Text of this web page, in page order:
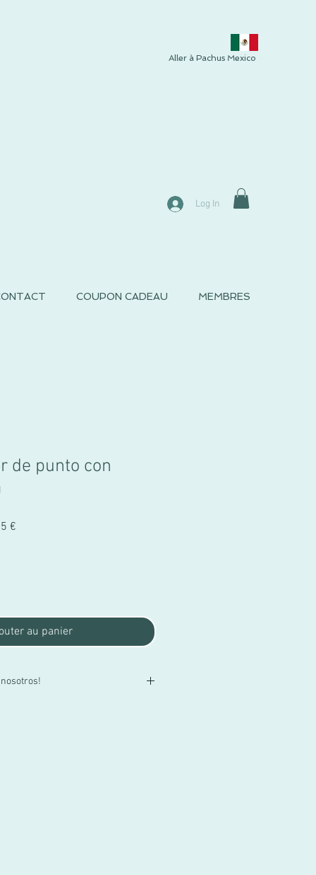
Aller à Pachus Mexico
Log In
COUPON CADEAU MEMBRES
de punto con
€
au panier
3719 1601 o por mail a